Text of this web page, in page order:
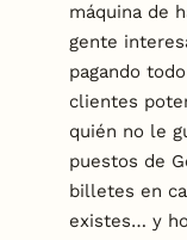
máquina de
gente
pagando
clientes
quién no le
puestos de
billetes en
existes… y